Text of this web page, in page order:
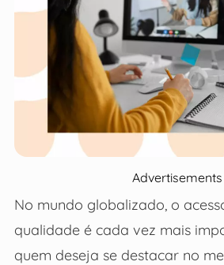
Advertisements
No mundo globalizado, o
qualidade é cada vez mais
quem deseja se destacar no